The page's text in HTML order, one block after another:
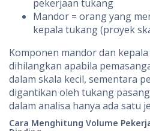
pekerjaan tukang
Mandor = orang yang
kepala tukang (proyek
Komponen mandor dan
dihilangkan apabila
dalam skala kecil, sementara
digantikan oleh tukang
dalam analisa hanya ada satu
Cara Menghitung Volume